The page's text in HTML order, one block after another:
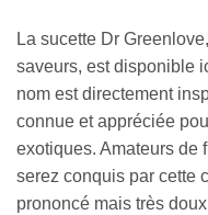
La sucette Dr
saveurs, est disponible
nom est directement
connue et appréciée
exotiques. Amateurs de
serez conquis par cette
prononcé mais très